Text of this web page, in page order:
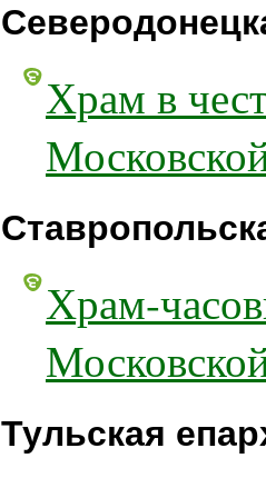
Храм в
Храм-
Тульская